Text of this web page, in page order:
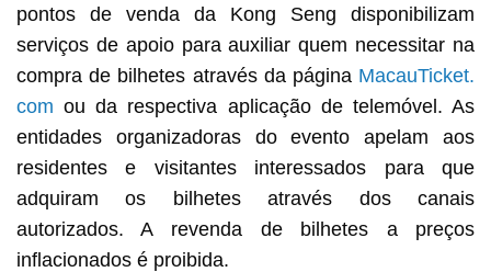
pontos de venda da Kong Seng disponibilizam
serviços de apoio para auxiliar quem necessitar na
compra de bilhetes através da página MacauTicket.
com ou da respectiva aplicação de telemóvel. As
entidades organizadoras do evento apelam aos
residentes e visitantes interessados ​​para que
adquiram os bilhetes através dos canais
autorizados. A revenda de bilhetes a preços
inflacionados é proibida.